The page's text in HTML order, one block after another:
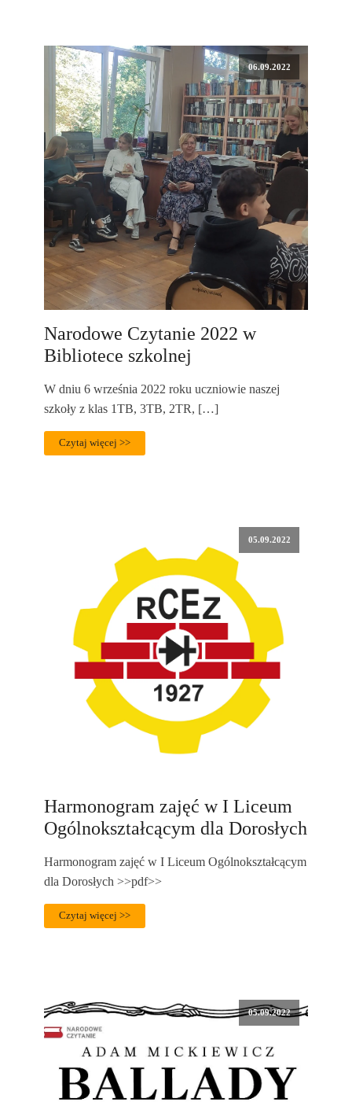
06.09.2022
Narodowe Czytanie 2022 w
Bibliotece szkolnej
W dniu 6 września 2022 roku uczniowie naszej
szkoły z klas 1TB, 3TB, 2TR, […]
Czytaj więcej >>
05.09.2022
Harmonogram zajęć w I Liceum
Ogólnokształcącym dla Dorosłych
Harmonogram zajęć w I Liceum Ogólnokształcącym
dla Dorosłych >>pdf>>
Czytaj więcej >>
05.09.2022